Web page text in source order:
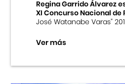
Teatro Peruano Japonés
Regina Garrido Álvarez
XI Concurso Nacional de
José Watanabe Varas”
Ver más